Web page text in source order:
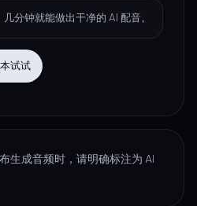
分钟就能做出干净的 AI 配音。
试试
生成音频时，请明确标注为 AI